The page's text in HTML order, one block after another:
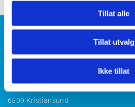
Tillat alle
Tillat utvalg
Ikke tillat
Snøhetta Data AS
Astrups gate 9,
6509 Kristiansund